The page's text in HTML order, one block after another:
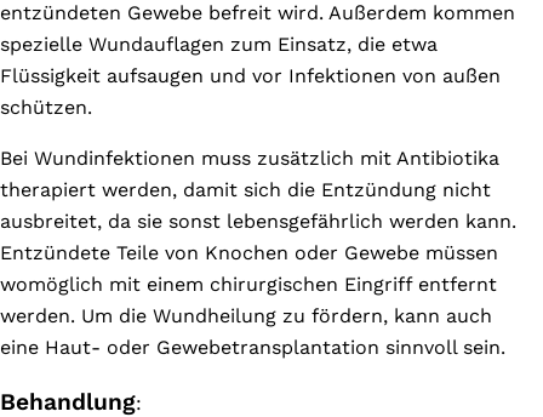
entzündeten Gewebe befreit wird. Außerdem kommen
spezielle Wundauflagen zum Einsatz, die etwa
Flüssigkeit aufsaugen und vor Infektionen von außen
schützen.
Bei Wundinfektionen muss zusätzlich mit Antibiotika
therapiert werden, damit sich die Entzündung nicht
ausbreitet, da sie sonst lebensgefährlich werden kann.
Entzündete Teile von Knochen oder Gewebe müssen
womöglich mit einem chirurgischen Eingriff entfernt
werden. Um die Wundheilung zu fördern, kann auch
eine Haut- oder Gewebetransplantation sinnvoll sein.
Behandlung: